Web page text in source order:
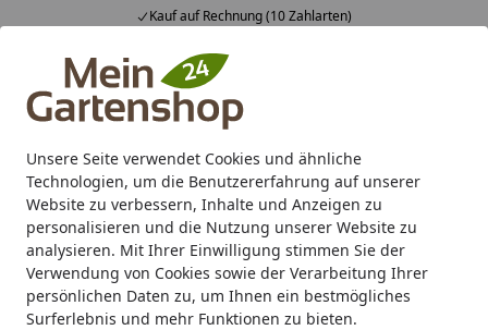
Unsere Seite verwendet Cookies und ähnliche
Technologien, um die Benutzererfahrung auf unserer
Website zu verbessern, Inhalte und Anzeigen zu
personalisieren und die Nutzung unserer Website zu
analysieren. Mit Ihrer Einwilligung stimmen Sie der
Verwendung von Cookies sowie der Verarbeitung Ihrer
persönlichen Daten zu, um Ihnen ein bestmögliches
Surferlebnis und mehr Funktionen zu bieten.
Kauf auf Rechnung (10 Zahlarten)
Alle Produkte
Mein Konto
Suchen
Karibu Pools inkl. gratis Sandfilteranlage & Pool-
Starterset (Gesamtwert bis 468,99€)
Startseite
Grill Grill Ersatzteile Weber DOOR ASSY RHS SS SUM